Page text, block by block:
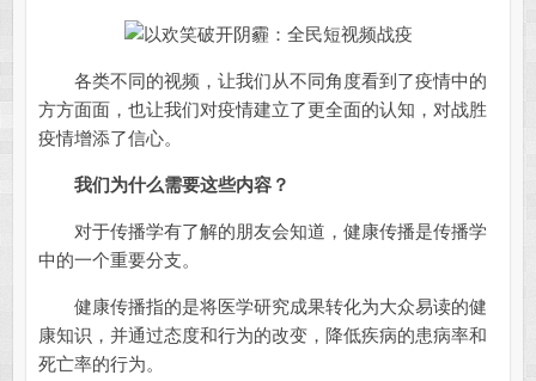
各类不同的视频，让我们从不同角度看到了疫情中的
方方面面，也让我们对疫情建立了更全面的认知，对战胜
疫情增添了信心。
我们为什么需要这些内容？
对于传播学有了解的朋友会知道，健康传播是传播学
中的一个重要分支。
健康传播指的是将医学研究成果转化为大众易读的健
康知识，并通过态度和行为的改变，降低疾病的患病率和
死亡率的行为。